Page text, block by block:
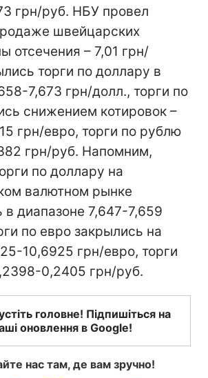
грн/руб. НБУ провел
швейцарских
отсечения – 7,01 грн/
торги по доллару в
7,673 грн/долл., торги по
снижением котировок –
грн/евро, торги по рублю
грн/руб. Напомним,
по доллару на
валютном рынке
в диапазоне 7,647-7,659
по евро закрылись на
10,6925 грн/евро, торги
0,2405 грн/руб.
головне! Підпишіться на
оновлення в Google!
нас там, де вам зручно!